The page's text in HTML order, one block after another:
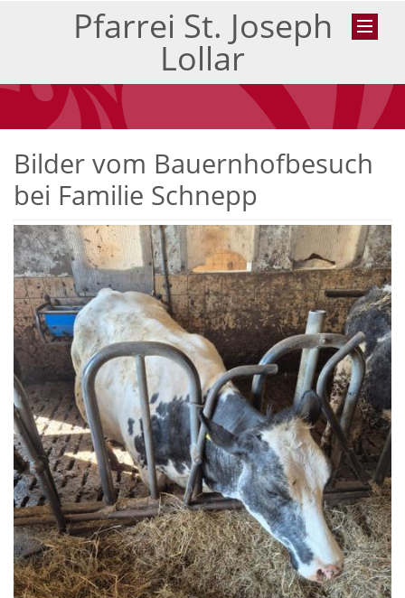
Pfarrei St. Joseph
Lollar
Bilder vom Bauernhofbesuch
bei Familie Schnepp